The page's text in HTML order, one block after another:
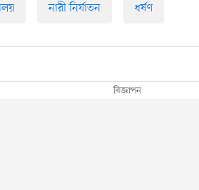
নারী নির্যাতন ধর্ষণ